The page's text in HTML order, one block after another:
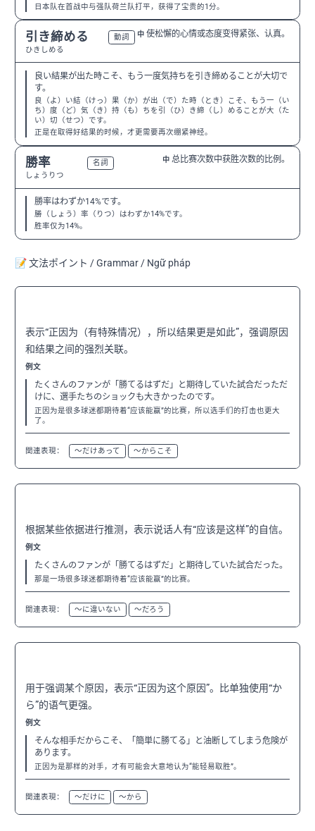
日本队在首战中与强队荷兰队打平，获得了宝贵的1分。
引き締める
ひきしめる
動詞 中 使松懈的心情或态度变得紧张、认真。
良い結果が出た時こそ、もう一度気持ちを引き締めることが大切で
す。
良（よ）い結（けっ）果（か）が出（で）た時（とき）こそ、もう一（い
ち）度（ど）気（き）持（も）ちを引（ひ）き締（し）めることが大（た
い）切（せつ）です。
正是在取得好结果的时候，才更需要再次绷紧神经。
勝率
しょうりつ
名詞 中 总比赛次数中获胜次数的比例。
勝率はわずか14%です。
勝（しょう）率（りつ）はわずか14%です。
胜率仅为14%。
📝 文法ポイント / Grammar / Ngữ pháp
表示“正因为（有特殊情况），所以结果更是如此”，强调原因
和结果之间的强烈关联。
例文
たくさんのファンが「勝てるはずだ」と期待していた試合だっただ
けに、選手たちのショックも大きかったのです。
正因为是很多球迷都期待着“应该能赢”的比赛，所以选手们的打击也更大
了。
関連表現： 〜だけあって 〜からこそ
根据某些依据进行推测，表示说话人有“应该是这样”的自信。
例文
たくさんのファンが「勝てるはずだ」と期待していた試合だった。
那是一场很多球迷都期待着“应该能赢”的比赛。
関連表現： 〜に違いない 〜だろう
用于强调某个原因，表示“正因为这个原因”。比单独使用“か
ら”的语气更强。
例文
そんな相手だからこそ、「簡単に勝てる」と油断してしまう危険が
あります。
正因为是那样的对手，才有可能会大意地认为“能轻易取胜”。
関連表現： 〜だけに 〜から